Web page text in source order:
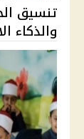
والذكاء